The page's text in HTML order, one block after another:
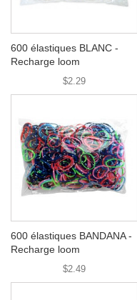
600 élastiques BLANC -
Recharge loom
$2.29
600 élastiques BANDANA -
Recharge loom
$2.49